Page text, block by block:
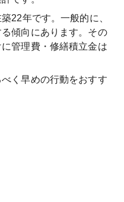
築22年です。一般的に、
傾向にあります。その
管理費・修繕積立金は
く早めの行動をおすす